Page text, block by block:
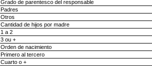
Grado de parentesco del responsable
Padres
Otros
Cantidad de hijos por madre
1 a 2
3 ou +
Orden de nacimiento
Primero al tercero
Cuarto o +